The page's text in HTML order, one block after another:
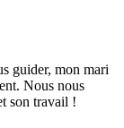
guider, mon mari
Nous nous
son travail !